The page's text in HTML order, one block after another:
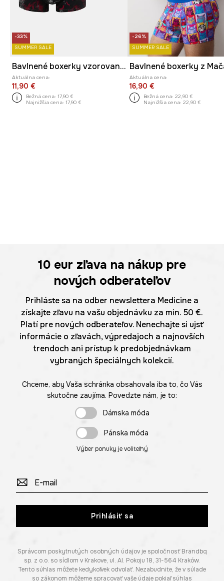
-33%
SUMMER SALE
Bavlnené boxerky vzorované s elastanom (2-pack)
Aktuálna cena:
11,90 €
Bežná cena: 17,90 €
Najnižšia cena: 17,90 €
-26%
SUMMER SALE
Aktuálna cena:
16,90 €
Bežná cena: 22,90 €
Najnižšia cena: 22,90 €
10 eur zľava na nákup pre
nových odberateľov
Prihláste sa na odber newslettera Medicine a
získajte zľavu na vašu objednávku za min. 50 €.
Platí pre nových odberateľov. Nenechajte si ujsť
informácie o zľavách, výpredajoch a najnovších
trendoch ani prístup k predobjednávkam
vybraných špeciálnych kolekcií.
Chceme, aby Vaša schránka obsahovala iba to, čo Vás
skutočne zaujíma. Povedzte nám, je to:
Dámska móda
Pánska móda
Výber ponuky je voliteľný
Prihlásiť sa
Správcom poskytnutých osobných údajov je spoločnosť Brandbq
sp. z o.o. so sídlom v Krakove, ul. Al. Pokoju 18, 31-564 Kraków.
Tento súhlas môžete kedykoľvek odvolať. Nezabudnite, že v súlade
so zákonom môžeme spracovať vaše údaje pokiaľ súhlas